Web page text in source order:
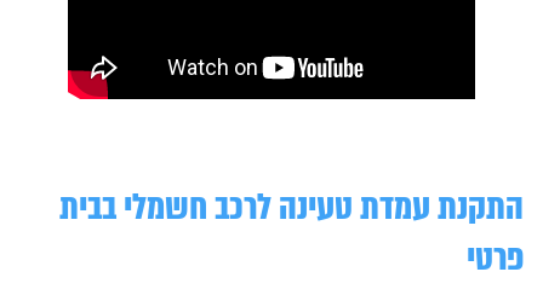
עמדת טעינה לרכב חשמליבבית